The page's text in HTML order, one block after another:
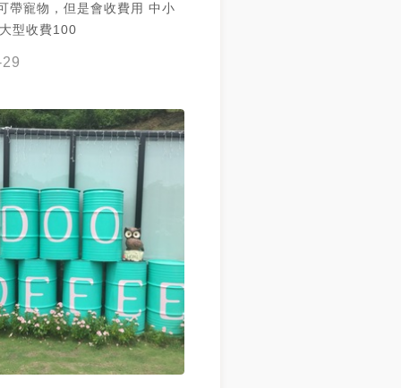
帶寵物，但是會收費用 中小
型收費100